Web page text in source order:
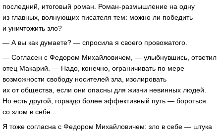
последний, итоговый роман. Роман-размышление на одну
из главных, волнующих писателя тем: можно ли победить
и уничтожить зло?
— А вы как думаете? — спросила я своего провожатого.
— Согласен с Федором Михайловичем, — улыбнувшись, ответил
отец Макарий. — Надо, конечно, ограничивать по мере
возможности свободу носителей зла, изолировать
их от общества, если они опасны для жизни невинных людей.
Но есть другой, гораздо более эффективный путь — бороться
со злом в себе...
Я тоже согласна с Федором Михайловичем: зло в себе — штука